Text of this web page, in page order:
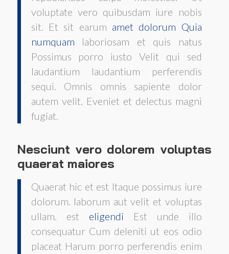
voluptate vero quibusdam iure nobis
sit. Et sit earum amet dolorum Quia
numquam laboriosam et quis natus
Possimus porro iusto Velit qui sed
laudantium laudantium perferendis
sequi. Omnis omnis sapiente dolor
autem velit. Eveniet et delectus magni
fugiat.
Nesciunt vero dolorem voluptas
quaerat maiores
Quaerat hic et est Itaque possimus iure
dolorum. laborum aut velit et voluptas
ullam. est eligendi Est unde illo
consequatur Cum deleniti ut eos odio
placeat Harum porro perferendis enim